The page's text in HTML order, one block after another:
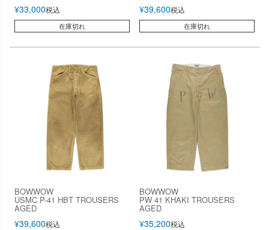
¥33,000税込
在庫切れ
¥39,600税込
在庫切れ
BOWWOW
USMC P-41 HBT TROUSERS
AGED
¥39,600税込
BOWWOW
PW 41 KHAKI TROUSERS
AGED
¥35,200税込